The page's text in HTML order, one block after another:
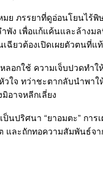
ย ภรรยาที่ดูอ่อนโยนไร้
ำพัง เพื่อแก้แค้นและล้าง
ฉียวต้องเปิดเผยตัวตนที่แ
อกใช้ ความเจ็บปวดทำใ
วใจ ทว่าชะตากลับนำพ
อาจหลีกเลี่ยง
นปริศนา “ยาอมตะ” กา
ต และถักทอความสัมพันธ์